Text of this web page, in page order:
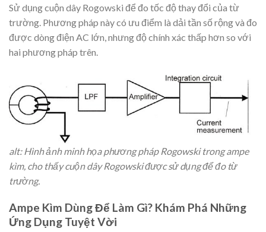
Sử dụng cuộn dây Rogowski để đo tốc độ thay đổi của từ
trường. Phương pháp này có ưu điểm là dải tần số rộng và đo
được dòng điện AC lớn, nhưng độ chính xác thấp hơn so với
hai phương pháp trên.
alt: Hình ảnh minh họa phương pháp Rogowski trong ampe
kìm, cho thấy cuộn dây Rogowski được sử dụng để đo từ
trường.
Ampe Kìm Dùng Để Làm Gì? Khám Phá Những
Ứng Dụng Tuyệt Vời